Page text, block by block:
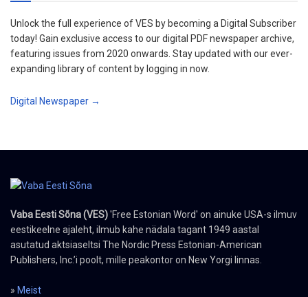
Unlock the full experience of VES by becoming a Digital Subscriber
today! Gain exclusive access to our digital PDF newspaper archive,
featuring issues from 2020 onwards. Stay updated with our ever-
expanding library of content by logging in now.
Digital Newspaper →
Vaba Eesti Sõna (VES)'Free Estonian Word' on ainuke USA-s ilmuv
eestikeelne ajaleht, ilmub kahe nädala tagant 1949 aastal
asutatud aktsiaseltsi The Nordic Press Estonian-American
Publishers, Inc.’i poolt, mille peakontor on New Yorgi linnas.
» Meist